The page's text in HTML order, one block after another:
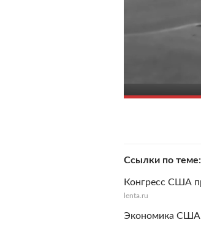
Ссылки по теме
Конгресс США
lenta.ru
Экономика США